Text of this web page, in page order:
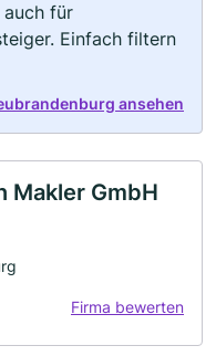
für
Einfach filtern
ansehen
Makler GmbH
Firma bewerten